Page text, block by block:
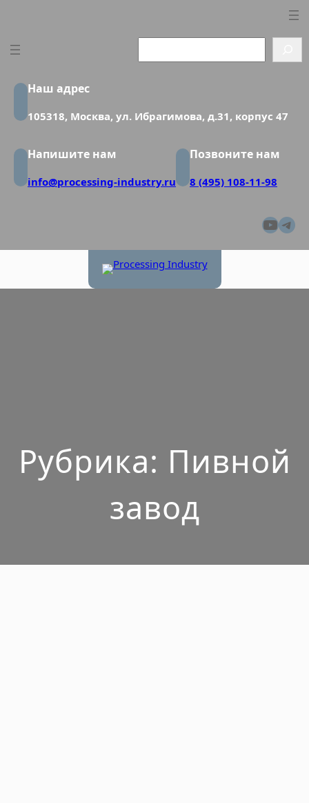
Наш адрес
105318, Москва, ул. Ибрагимова, д.31, корпус 47
Напишите нам
info@processing-industry.ru
Позвоните нам
8 (495) 108-11-98
Рубрика: Пивной
завод